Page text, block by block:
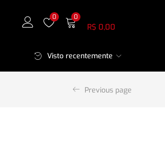
0 0
R$ 0,00
Visto recentemente
Previous page